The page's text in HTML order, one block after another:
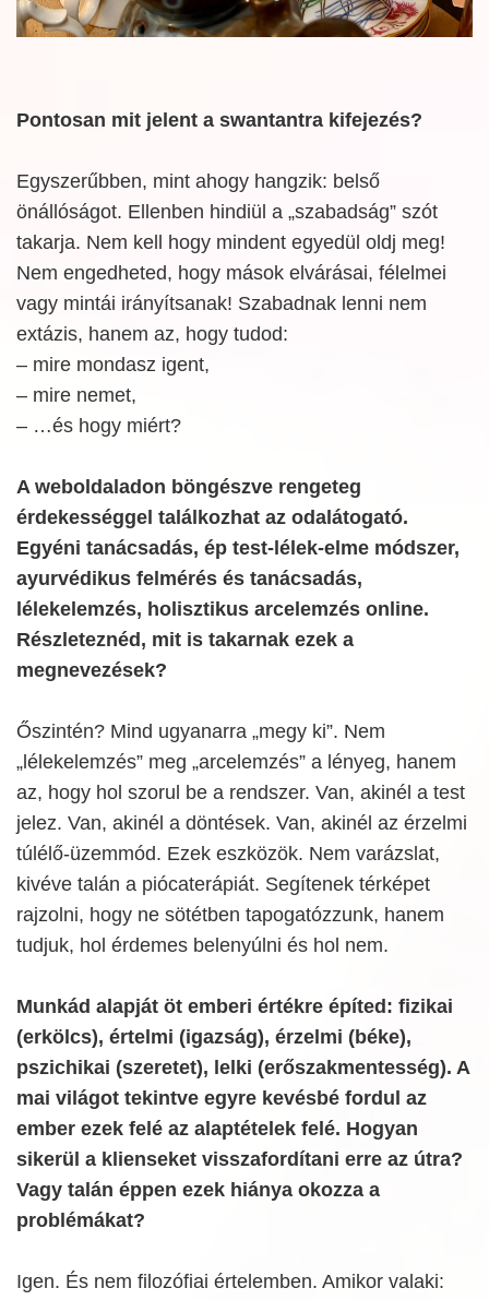
Pontosan mit jelent a swantantra kifejezés?
Egyszerűbben, mint ahogy hangzik: belső
önállóságot. Ellenben hindiül a „szabadság” szót
takarja. Nem kell hogy mindent egyedül oldj meg!
Nem engedheted, hogy mások elvárásai, félelmei
vagy mintái irányítsanak! Szabadnak lenni nem
extázis, hanem az, hogy tudod:
– mire mondasz igent,
– mire nemet,
– …és hogy miért?
A weboldaladon böngészve rengeteg
érdekességgel találkozhat az odalátogató.
Egyéni tanácsadás, ép test-lélek-elme módszer,
ayurvédikus felmérés és tanácsadás,
lélekelemzés, holisztikus arcelemzés online.
Részleteznéd, mit is takarnak ezek a
megnevezések?
Őszintén? Mind ugyanarra „megy ki”. Nem
„lélekelemzés” meg „arcelemzés” a lényeg, hanem
az, hogy hol szorul be a rendszer. Van, akinél a test
jelez. Van, akinél a döntések. Van, akinél az érzelmi
túlélő-üzemmód. Ezek eszközök. Nem varázslat,
kivéve talán a piócaterápiát. Segítenek térképet
rajzolni, hogy ne sötétben tapogatózzunk, hanem
tudjuk, hol érdemes belenyúlni és hol nem.
Munkád alapját öt emberi értékre építed: fizikai
(erkölcs), értelmi (igazság), érzelmi (béke),
pszichikai (szeretet), lelki (erőszakmentesség). A
mai világot tekintve egyre kevésbé fordul az
ember ezek felé az alaptételek felé. Hogyan
sikerül a klienseket visszafordítani erre az útra?
Vagy talán éppen ezek hiánya okozza a
problémákat?
Igen. És nem filozófiai értelemben. Amikor valaki: